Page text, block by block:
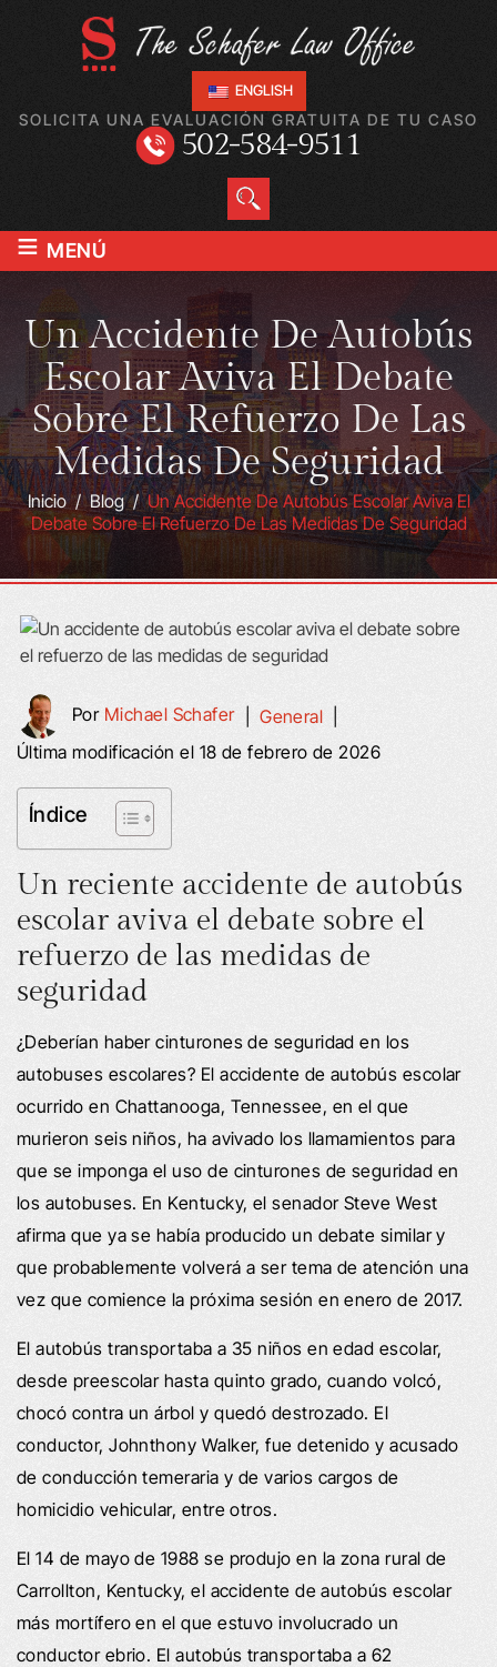
ENGLISH
SOLICITA UNA EVALUACIÓN GRATUITA DE TU CASO
502-584-9511
≡ MENÚ
Un Accidente De Autobús
Escolar Aviva El Debate
Sobre El Refuerzo De Las
Medidas De Seguridad
Inicio/Blog/Un Accidente De Autobús Escolar Aviva El
Debate Sobre El Refuerzo De Las Medidas De Seguridad
Por Michael Schafer|General
Última modificación el 18 de febrero de 2026
Índice
Un reciente accidente de autobús
escolar aviva el debate sobre el
refuerzo de las medidas de
seguridad
¿Deberían haber cinturones de seguridad en los
autobuses escolares? El accidente de autobús escolar
ocurrido en Chattanooga, Tennessee, en el que
murieron seis niños, ha avivado los llamamientos para
que se imponga el uso de cinturones de seguridad en
los autobuses. En Kentucky, el senador Steve West
afirma que ya se había producido un debate similar y
que probablemente volverá a ser tema de atención una
vez que comience la próxima sesión en enero de 2017.
El autobús transportaba a 35 niños en edad escolar,
desde preescolar hasta quinto grado, cuando volcó,
chocó contra un árbol y quedó destrozado. El
conductor, Johnthony Walker, fue detenido y acusado
de conducción temeraria y de varios cargos de
homicidio vehicular, entre otros.
El 14 de mayo de 1988 se produjo en la zona rural de
Carrollton, Kentucky, el accidente de autobús escolar
más mortífero en el que estuvo involucrado un
conductor ebrio. El autobús transportaba a 62